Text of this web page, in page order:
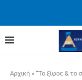
Αρχική » “Το ξίφος & το